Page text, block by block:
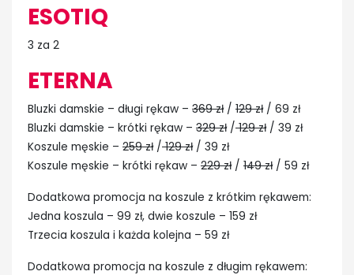
ESOTIQ
3 za 2
ETERNA
Bluzki damskie – długi rękaw – 369 zł/ 129 zł/ 69 zł
Bluzki damskie – krótki rękaw – 329 zł/129 zł/ 39 zł
Koszule męskie – 259 zł/129 zł/ 39 zł
Koszule męskie – krótki rękaw – 229 zł/ 149 zł/ 59 zł
Dodatkowa promocja na koszule z krótkim rękawem:
Jedna koszula – 99 zł, dwie koszule – 159 zł
Trzecia koszula i każda kolejna – 59 zł
Dodatkowa promocja na koszule z długim rękawem: